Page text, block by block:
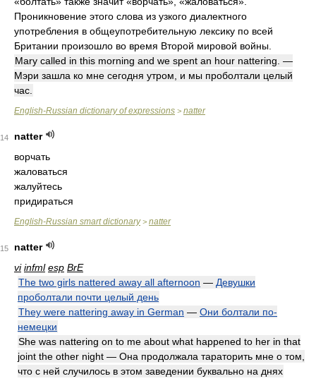
Проникновение этого слова из узкого диалектного
употребления в общеупотребительную лексику по всей
Британии произошло во время Второй мировой войны.
Mary called in this morning and we spent an hour nattering. —
Мэри зашла ко мне сегодня утром, и мы проболтали целый
час.
English-Russian dictionary of expressions > natter
14
natter
ворчать
жаловаться
жалуйтесь
придираться
English-Russian smart dictionary> natter
15
natter
vi infml esp BrE
The two girls nattered away all afternoon — Девушки
проболтали почти целый день
They were nattering away in German — Они болтали по-
немецки
She was nattering on to me about what happened to her in that
joint the other night — Она продолжала тараторить мне о том,
что с ней случилось в этом заведении буквально на днях